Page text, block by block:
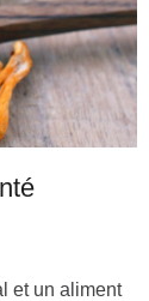
et un aliment